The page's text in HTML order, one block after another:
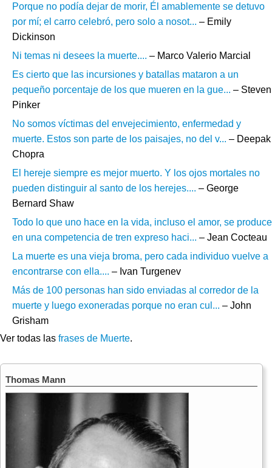
Porque no podía dejar de morir, Él amablemente se detuvo
por mí; el carro celebró, pero solo a nosot... – Emily
Dickinson
Ni temas ni desees la muerte.... – Marco Valerio Marcial
Es cierto que las incursiones y batallas mataron a un
pequeño porcentaje de los que mueren en la gue... – Steven
Pinker
No somos víctimas del envejecimiento, enfermedad y
muerte. Estos son parte de los paisajes, no del v... – Deepak
Chopra
El hereje siempre es mejor muerto. Y los ojos mortales no
pueden distinguir al santo de los herejes.... – George
Bernard Shaw
Todo lo que uno hace en la vida, incluso el amor, se produce
en una competencia de tren expreso haci... – Jean Cocteau
La muerte es una vieja broma, pero cada individuo vuelve a
encontrarse con ella.... – Ivan Turgenev
Más de 100 personas han sido enviadas al corredor de la
muerte y luego exoneradas porque no eran cul... – John
Grisham
Ver todas las frases de Muerte.
Thomas Mann